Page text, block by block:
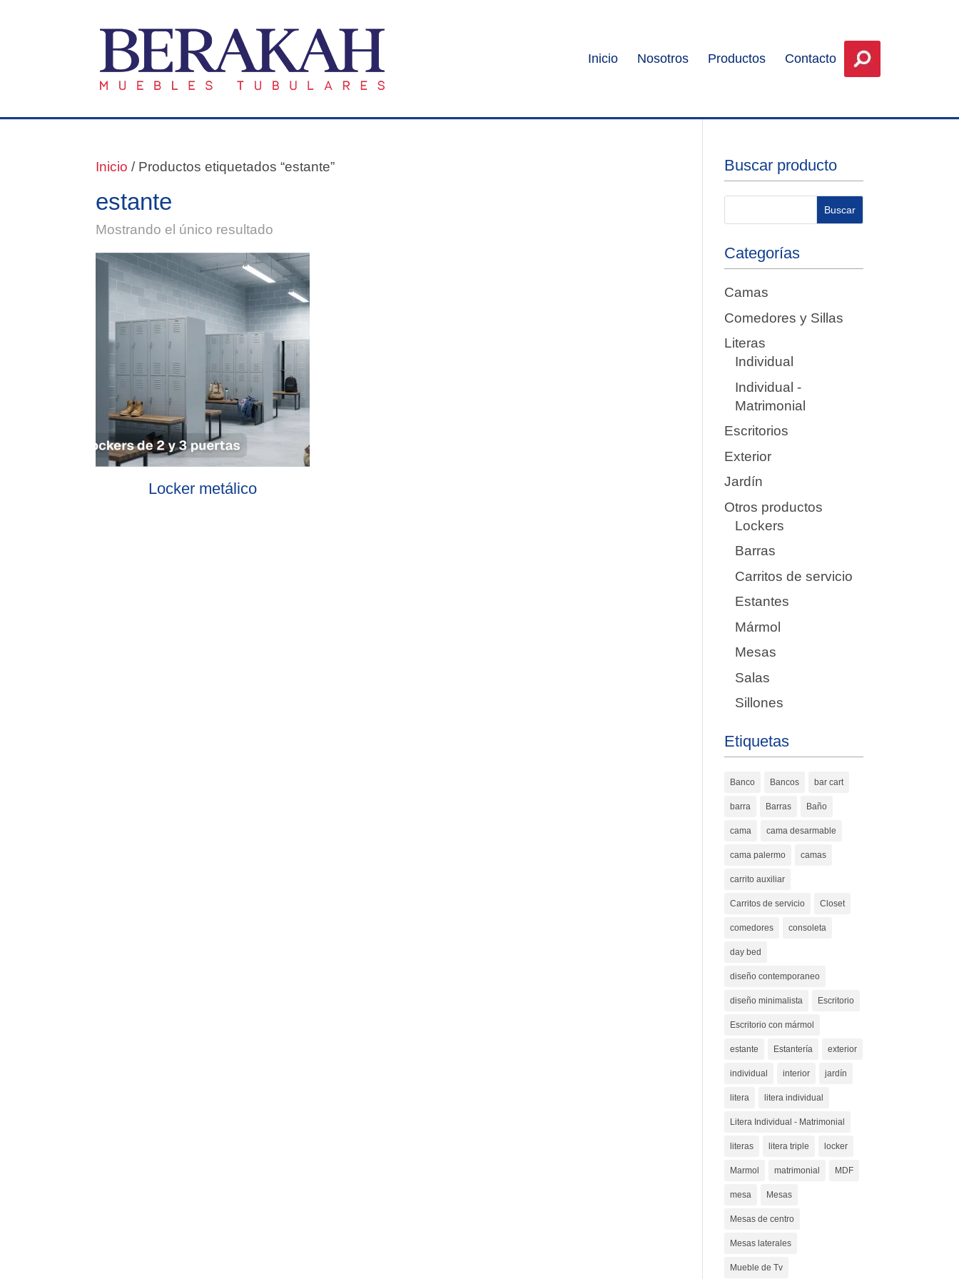
Inicio Nosotros Productos Contacto
Inicio / Productos etiquetados “estante”
estante
Mostrando el único resultado
Locker metálico
Buscar producto
Categorías
Camas
Comedores y Sillas
Literas
Individual
Individual -
Matrimonial
Escritorios
Exterior
Jardín
Otros productos
Lockers
Barras
Carritos de servicio
Estantes
Mármol
Mesas
Salas
Sillones
Etiquetas
Banco Bancos bar cart
barra Barras Baño
cama cama desarmable
cama palermo camas
carrito auxiliar
Carritos de servicio Closet
comedores consoleta
day bed
diseño contemporaneo
diseño minimalista Escritorio
Escritorio con mármol
estante Estantería exterior
individual interior jardín
litera litera individual
Litera Individual - Matrimonial
literas litera triple locker
Marmol matrimonial MDF
mesa Mesas
Mesas de centro
Mesas laterales
Mueble de Tv